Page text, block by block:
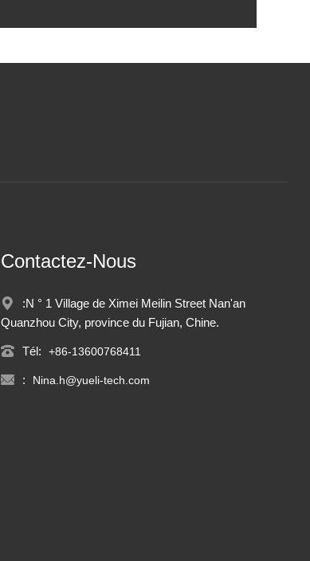
Contactez-Nous
:N ° 1 Village de Ximei Meilin Street Nan'an
Quanzhou City, province du Fujian, Chine.
Tél: +86-13600768411
: Nina.h@yueli-tech.com